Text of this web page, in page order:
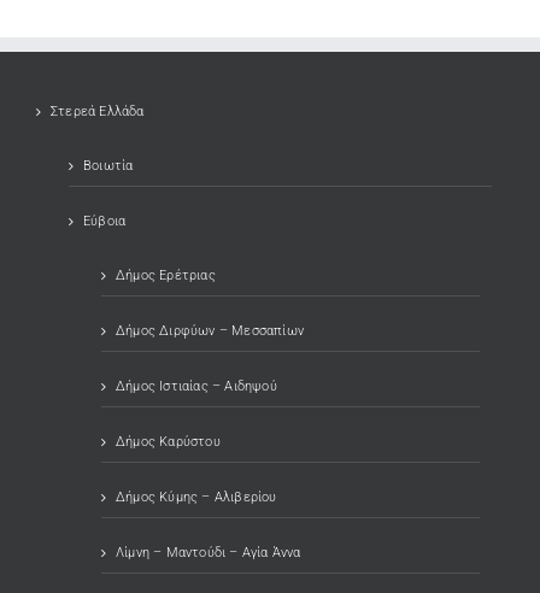
Στερεά Ελλάδα
Βοιωτία
Εύβοια
Δήμος Ερέτριας
Δήμος Διρφύων – Μεσσαπίων
Δήμος Ιστιαίας – Αιδηψού
Δήμος Καρύστου
Δήμος Κύμης – Αλιβερίου
Λίμνη – Μαντούδι – Αγία Άννα